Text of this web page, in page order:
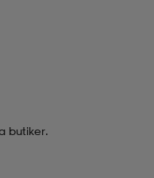
butiker.